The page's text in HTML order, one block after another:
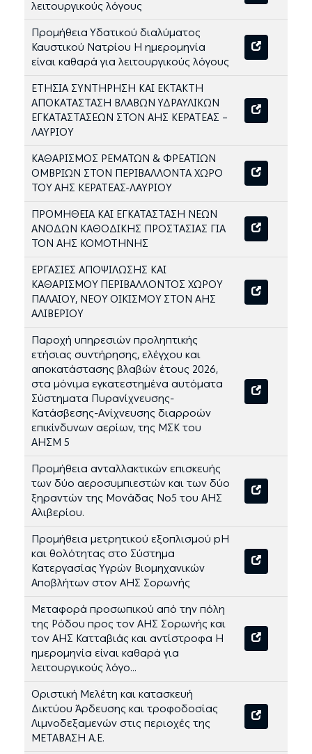
λειτουργικούς λόγους
Προμήθεια Υδατικού διαλύματος
Καυστικού Νατρίου Η ημερομηνία
είναι καθαρά για λειτουργικούς λόγους
ΕΤΗΣΙΑ ΣΥΝΤΗΡΗΣΗ ΚΑΙ ΕΚΤΑΚΤΗ
ΑΠΟΚΑΤΑΣΤΑΣΗ ΒΛΑΒΩΝ ΥΔΡΑΥΛΙΚΩΝ
ΕΓΚΑΤΑΣΤΑΣΕΩΝ ΣΤΟΝ ΑΗΣ ΚΕΡΑΤΕΑΣ –
ΛΑΥΡΙΟΥ
ΚΑΘΑΡΙΣΜΟΣ ΡΕΜΑΤΩΝ & ΦΡΕΑΤΙΩΝ
ΟΜΒΡΙΩΝ ΣΤΟΝ ΠΕΡΙΒΑΛΛΟΝΤΑ ΧΩΡΟ
ΤΟΥ ΑΗΣ ΚΕΡΑΤΕΑΣ-ΛΑΥΡΙΟΥ
ΠΡΟΜΗΘΕΙΑ ΚΑΙ ΕΓΚΑΤΑΣΤΑΣΗ ΝΕΩΝ
ΑΝΟΔΩΝ ΚΑΘΟΔΙΚΗΣ ΠΡΟΣΤΑΣΙΑΣ ΓΙΑ
ΤΟΝ ΑΗΣ ΚΟΜΟΤΗΝΗΣ
ΕΡΓΑΣΙΕΣ ΑΠΟΨΙΛΩΣΗΣ ΚΑΙ
ΚΑΘΑΡΙΣΜΟΥ ΠΕΡΙΒΑΛΛΟΝΤΟΣ ΧΩΡΟΥ
ΠΑΛΑΙΟΥ, ΝΕΟΥ ΟΙΚΙΣΜΟΥ ΣΤΟΝ ΑΗΣ
ΑΛΙΒΕΡΙΟΥ
Παροχή υπηρεσιών προληπτικής
ετήσιας συντήρησης, ελέγχου και
αποκατάστασης βλαβών έτους 2026,
στα μόνιμα εγκατεστημένα αυτόματα
Σύστηματα Πυρανίχνευσης-
Κατάσβεσης-Ανίχνευσης διαρροών
επικίνδυνων αερίων, της ΜΣΚ του
ΑΗΣΜ 5
Προμήθεια ανταλλακτικών επισκευής
των δύο αεροσυμπιεστών και των δύο
ξηραντών της Μονάδας Νο5 του ΑΗΣ
Αλιβερίου.
Προμήθεια μετρητικού εξοπλισμού pΗ
και θολότητας στο Σύστημα
Κατεργασίας Υγρών Βιομηχανικών
Αποβλήτων στον ΑΗΣ Σορωνής
Μεταφορά προσωπικού από την πόλη
της Ρόδου προς τον ΑΗΣ Σορωνής και
τον ΑΗΣ Κατταβιάς και αντίστροφα Η
ημερομηνία είναι καθαρά για
λειτουργικούς λόγο...
Οριστική Μελέτη και κατασκευή
Δικτύου Άρδευσης και τροφοδοσίας
Λιμνοδεξαμενών στις περιοχές της
ΜΕΤΑΒΑΣΗ Α.Ε.